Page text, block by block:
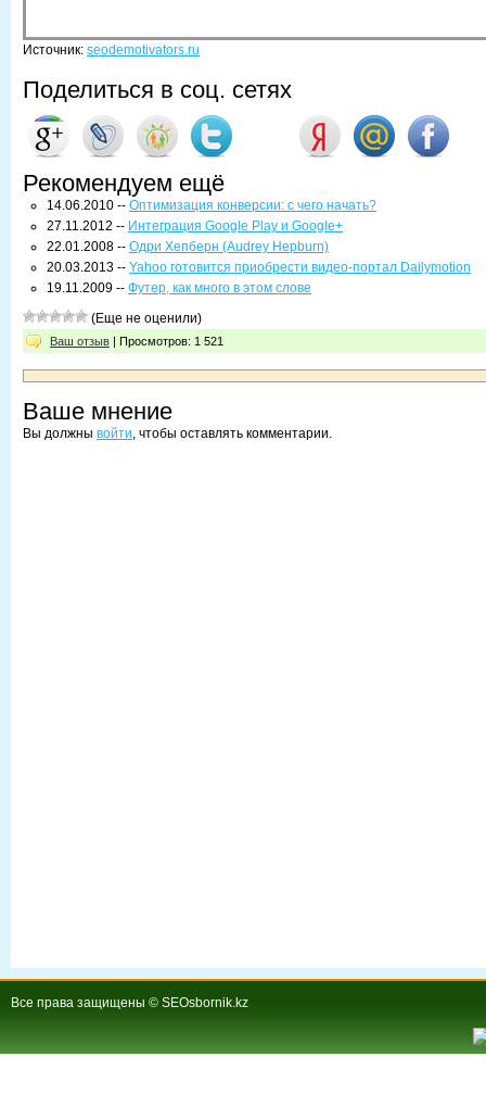
Источник: seodemotivators.ru
Поделиться в соц. сетях
Рекомендуем ещё
14.06.2010 -- Оптимизация конверсии: с чего начать?
27.11.2012 -- Интеграция Google Play и Google+
22.01.2008 -- Одри Хепберн (Audrey Hepburn)
20.03.2013 -- Yahoo готовится приобрести видео-портал Dailymotion
19.11.2009 -- Футер, как много в этом слове
(Еще не оценили)
Ваш отзыв | Просмотров: 1 521
Ваше мнение
Вы должны войти, чтобы оставлять комментарии.
Все права защищены © SEOsbornik.kz